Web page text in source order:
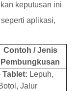
keputusan ini
aplikasi,
Contoh / Jenis
Pembungkusan
Tablet: Lepuh,
Jalur